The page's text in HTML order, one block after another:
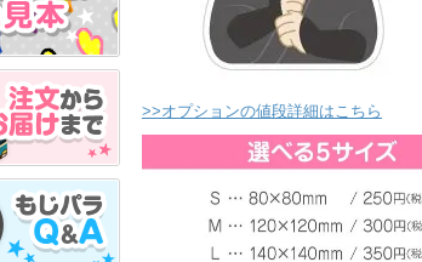
>>オプションの値段詳細はこちら